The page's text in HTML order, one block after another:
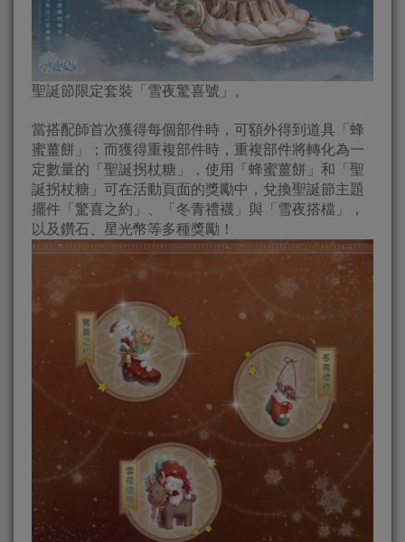
聖誕節限定套裝「雪夜驚喜號」。
當搭配師首次獲得每個部件時，可額外得到道具「蜂
蜜薑餅」；而獲得重複部件時，重複部件將轉化為一
定數量的「聖誕拐杖糖」，使用「蜂蜜薑餅」和「聖
誕拐杖糖」可在活動頁面的獎勵中，兌換聖誕節主題
擺件「驚喜之約」、「冬青禮襪」與「雪夜搭檔」，
以及鑽石、星光幣等多種獎勵！